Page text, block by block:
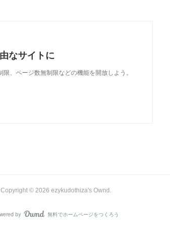
なサイトに
、ページ数無制限などの機能を開放しよう。
Copyright © 2026 ezykudothiza's Ownd .
by AmebaOwnd
無料でホームページをつくろう